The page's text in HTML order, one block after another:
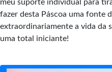
meu suporte individual para
fazer desta Páscoa uma fonte
extraordinariamente a vida da
uma total iniciante!